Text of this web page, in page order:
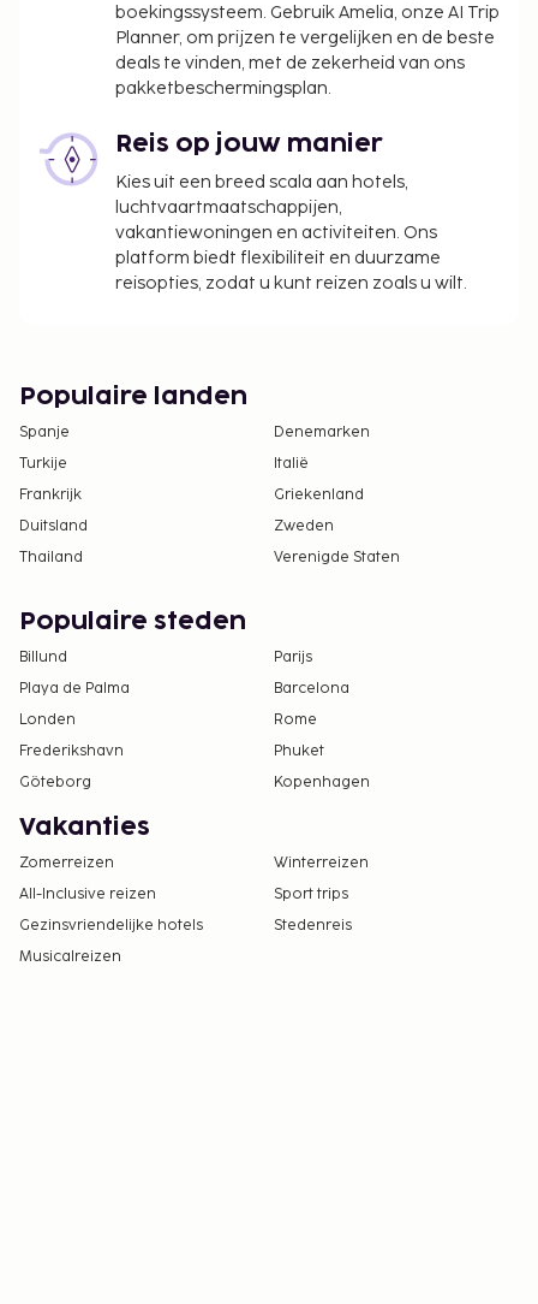
toestemming te presenteren, dan is er een
juridische toestemming nodig. Mensen die met
kinderen naar Brazilië reizen dienen voor
vertrek met het Braziliaanse consulaat te
overleggen voor meer informatie.
boekingssysteem. Gebruik Amelia, onze AI Trip
Planner, om prijzen te vergelijken en de beste
deals te vinden, met de zekerheid van ons
pakketbeschermingsplan.
Reis op jouw manier
Kies uit een breed scala aan hotels,
luchtvaartmaatschappijen,
vakantiewoningen en activiteiten. Ons
platform biedt flexibiliteit en duurzame
reisopties, zodat u kunt reizen zoals u wilt.
Populaire landen
Spanje
Denemarken
Turkije
Italië
Frankrijk
Griekenland
Duitsland
Zweden
Thailand
Verenigde Staten
Populaire steden
Billund
Parijs
Playa de Palma
Barcelona
Londen
Rome
Frederikshavn
Phuket
Göteborg
Kopenhagen
Vakanties
Zomerreizen
Winterreizen
All-Inclusive reizen
Sport trips
Gezinsvriendelijke hotels
Stedenreis
Musicalreizen